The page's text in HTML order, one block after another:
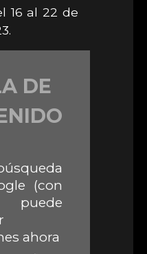
16 al 22 de
DE
(con
ahora